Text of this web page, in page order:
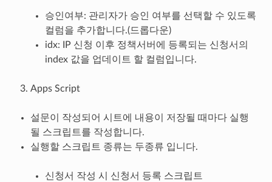
승인여부: 관리자가 승인 여부를 선택할 수 있도록
컬럼을 추가합니다.(드롭다운)
idx: IP 신청 이후 정책서버에 등록되는 신청서의
index 값을 업데이트 할 컬럼입니다.
Apps Script
설문이 작성되어 시트에 내용이 저장될 때마다 실행
될 스크립트를 작성합니다.
실행할 스크립트 종류는 두종류 입니다.
신청서 작성 시 신청서 등록 스크립트